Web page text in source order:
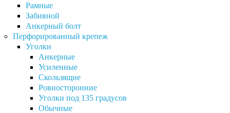
Рамные
Забивной
Анкерный болт
Перфорированный крепеж
Уголки
Анкерные
Усиленные
Скользящие
Ровносторонние
Уголки под 135 градусов
Обычные